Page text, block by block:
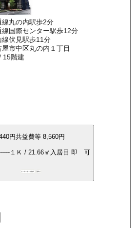
丸の内駅歩2分
線国際センター駅歩12分
線伏見駅歩11分
市中区丸の内１丁目
階建
円共益費等 8,560円
-----１Ｋ / 21.66㎡ 入居日 即 可
インターネット無料 敷礼0